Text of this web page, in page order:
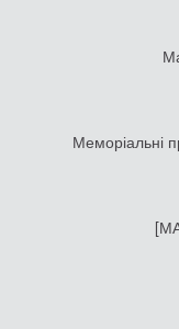
Меморіальні